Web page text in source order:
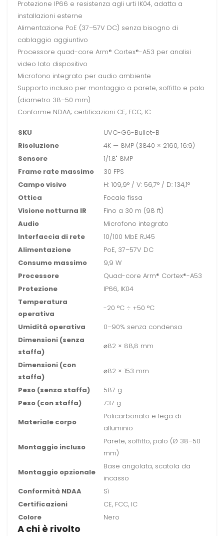
Protezione IP66 e resistenza agli urti IK04, adatta a
installazioni esterne
Alimentazione PoE (37–57V DC) senza bisogno di
cablaggio aggiuntivo
Processore quad-core Arm® Cortex®-A53 per analisi
video lato dispositivo
Microfono integrato per audio ambiente
Supporto incluso per montaggio a parete, soffitto e palo
(diametro 38–50 mm)
Conforme NDAA; certificazioni CE, FCC, IC
SKU
UVC-G6-Bullet-B
Risoluzione
4K — 8MP (3840 × 2160, 16:9)
Sensore
1/1.8" 8MP
Frame rate massimo
30 FPS
Campo visivo
H: 109,9° / V: 56,7° / D: 134,1°
Ottica
Focale fissa
Visione notturna IR
Fino a 30 m (98 ft)
Audio
Microfono integrato
Interfaccia di rete
10/100 MbE RJ45
Alimentazione
PoE, 37–57V DC
Consumo massimo
9,9 W
Processore
Quad-core Arm® Cortex®-A53
Protezione
IP66, IK04
Temperatura
operativa
-20 °C ÷ +50 °C
Umidità operativa
0–90% senza condensa
Dimensioni (senza
staffa)
⌀82 × 88,8 mm
Dimensioni (con
staffa)
⌀82 × 153 mm
Peso (senza staffa)
587 g
Peso (con staffa)
737 g
Materiale corpo
Policarbonato e lega di
alluminio
Montaggio incluso
Parete, soffitto, palo (Ø 38–50
mm)
Montaggio opzionale
Base angolata, scatola da
incasso
Conformità NDAA
Sì
Certificazioni
CE, FCC, IC
Colore
Nero
A chi è rivolto